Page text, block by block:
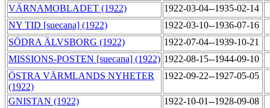
VÄRNAMOBLADET (1922)
1922-03-04--1935-02-14
NY TID [suecana] (1922)
1922-03-10--1936-07-16
SÖDRA ÄLVSBORG (1922)
1922-07-04--1939-10-21
MISSIONS-POSTEN [suecana] (1922) 1922-08-15--1944-09-10
ÖSTRA VÄRMLANDS NYHETER
(1922)
1922-09-22--1927-05-05
GNISTAN (1922)
1922-10-01--1928-09-08